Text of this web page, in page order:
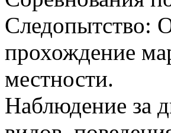
Следопытство:
прохождение
местности.
Наблюдение за